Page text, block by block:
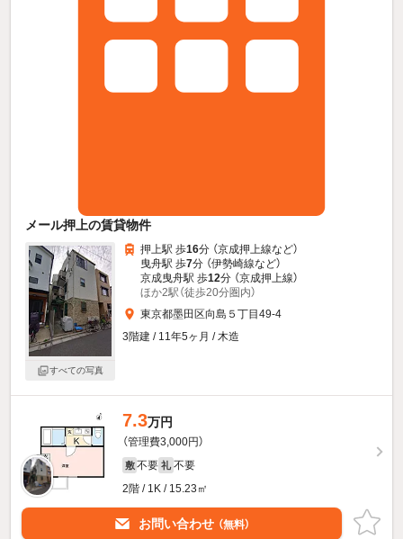
メール押上の賃貸物件
すべての写真
押上駅 歩16分 （京成押上線など）
曳舟駅 歩7分 （伊勢崎線など）
京成曳舟駅 歩12分 （京成押上線）
ほか2駅（徒歩20分圏内）
東京都墨田区向島５丁目49-4
3階建 / 11年5ヶ月 / 木造
7.3万円
（管理費3,000円）
敷 不要 礼 不要
2階 / 1K / 15.23㎡
お問い合わせ （無料）